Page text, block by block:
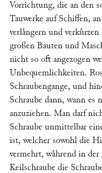
Vorrichtung, die an den
Tauwerke auf Schiffen,
verlaͤngern und
großen Bauten und
nicht so oft angezogen
Unbequemlichkeiten.
Schraubengange, und
Schraube dann, wann es
anzuziehen. Man darf
Schraube unmittelbar
ist, welcher sowohl die
vermehrt, waͤhrend in
Keilschraube die